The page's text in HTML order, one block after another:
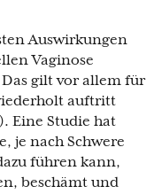
Auswirkungen
Vaginose
gilt vor allem für
auftritt
Eine Studie hat
je nach Schwere
führen kann,
beschämt und